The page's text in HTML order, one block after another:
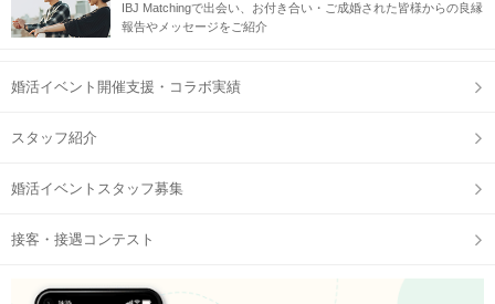
IBJ Matchingで出会い、お付き合い・ご成婚された皆様からの良縁
報告やメッセージをご紹介
婚活イベント開催支援・コラボ実績
スタッフ紹介
婚活イベントスタッフ募集
接客・接遇コンテスト